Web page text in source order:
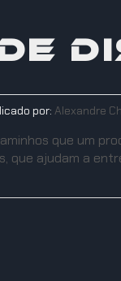
por: Alexandre
que um
que ajudam a